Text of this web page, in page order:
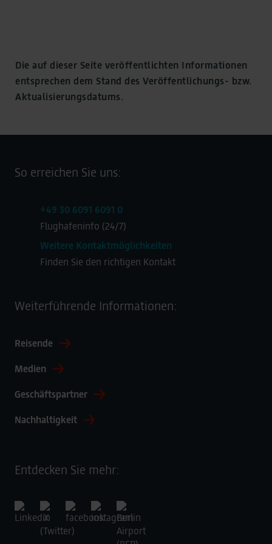
Die auf dieser Seite veröffentlichten Informationen
entsprechen dem Stand des Veröffentlichungs- bzw.
Aktualisierungsdatums.
So erreichen Sie uns:
+49 30 6091 6091 0
Flughafeninfo (24/7)
Weitere Kontaktmöglichkeiten
Finden Sie den richtigen Kontakt
Weiterführende Informationen:
Reisende
Medien
Geschäftspartner
Nachhaltigkeit
Entdecken Sie mehr: